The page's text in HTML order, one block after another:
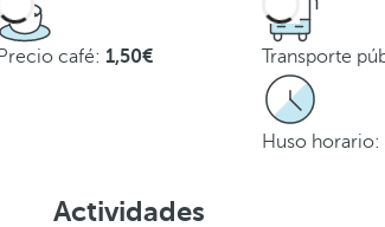
Precio café: 1,50€ Transporte
Huso horario:
Actividades